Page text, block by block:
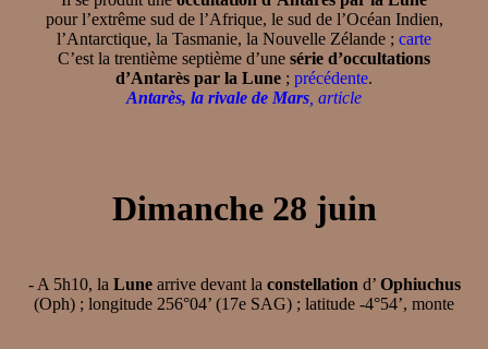
pour l’extrême sud de l’Afrique, le sud de l’Océan Indien,
l’Antarctique, la Tasmanie, la Nouvelle Zélande ; carte
C’est la trentième septième d’une série d’occultations
d’Antarès par la Lune ; précédente.
Antarès, la rivale de Mars , article
Dimanche 28 juin
- A 5h10, la Lunearrive devant la constellation d’ Ophiuchus
(Oph) ; longitude 256°04’ (17e SAG) ; latitude -4°54’, monte